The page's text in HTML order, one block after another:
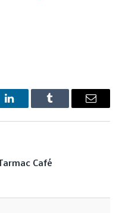
LinkedInTumblr Email
Café